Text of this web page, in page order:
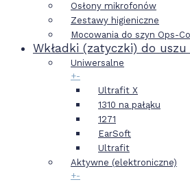
Osłony mikrofonów
Zestawy higieniczne
Mocowania do szyn Ops-
Wkładki (zatyczki) do uszu
Uniwersalne
+-
Ultrafit X
1310 na pałąku
1271
EarSoft
Ultrafit
Aktywne (elektroniczne)
+-